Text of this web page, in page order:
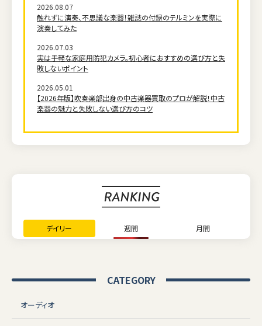
2026.08.07
触れずに演奏、不思議な楽器！雑誌の付録のテルミンを実際に
演奏してみた
2026.07.03
実は手軽な家庭用防犯カメラ。初心者におすすめの選び方と失
敗しないポイント
2026.05.01
【2026年版】吹奏楽部出身の中古楽器買取のプロが解説！中古
楽器の魅力と失敗しない選び方のコツ
デイリー 週間 月間
CATEGORY
オーディオ